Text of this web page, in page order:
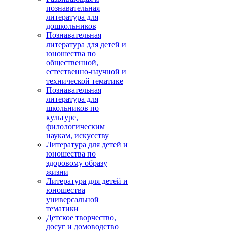
познавательная
литература для
дошкольников
Познавательная
литература для детей и
юношества по
общественной,
естественно-научной и
технической тематике
Познавательная
литература для
школьников по
культуре,
филологическим
наукам, искусству
Литература для детей и
юношества по
здоровому образу
жизни
Литература для детей и
юношества
универсальной
тематики
Детское творчество,
досуг и домоводство